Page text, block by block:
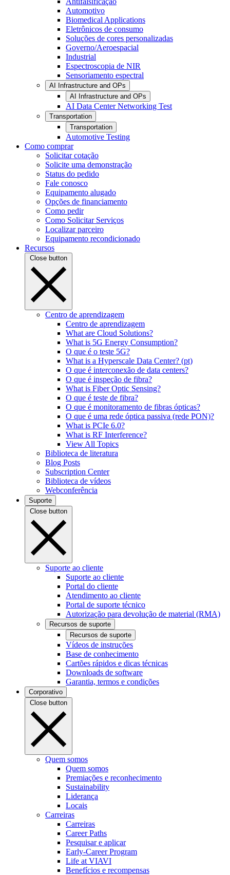
Automotivo
Biomedical Applications
Eletrônicos de consumo
Soluções de cores personalizadas
Governo/Aeroespacial
Industrial
Espectroscopia de NIR
Sensoriamento espectral
AI Infrastructure and OPs
AI Infrastructure and OPs
AI Data Center Networking Test
Transportation
Transportation
Automotive Testing
Como comprar
Solicitar cotação
Solicite uma demonstração
Status do pedido
Fale conosco
Equipamento alugado
Opções de financiamento
Como pedir
Como Solicitar Serviços
Localizar parceiro
Equipamento recondicionado
Recursos
Close button
Centro de aprendizagem
Centro de aprendizagem
What are Cloud Solutions?
What is 5G Energy Consumption?
O que é o teste 5G?
What is a Hyperscale Data Center? (pt)
O que é interconexão de data centers?
O que é inspeção de fibra?
What is Fiber Optic Sensing?
O que é teste de fibra?
O que é monitoramento de fibras ópticas?
O que é uma rede óptica passiva (rede PON)?
What is PCIe 6.0?
What is RF Interference?
View All Topics
Biblioteca de literatura
Blog Posts
Subscription Center
Biblioteca de vídeos
Webconferência
Suporte
Close button
Suporte ao cliente
Suporte ao cliente
Portal do cliente
Atendimento ao cliente
Portal de suporte técnico
Autorização para devolução de material (RMA)
Recursos de suporte
Recursos de suporte
Vídeos de instruções
Base de conhecimento
Cartões rápidos e dicas técnicas
Downloads de software
Garantia, termos e condições
Corporativo
Close button
Quem somos
Quem somos
Premiações e reconhecimento
Sustainability
Liderança
Locais
Carreiras
Carreiras
Career Paths
Pesquisar e aplicar
Early-Career Program
Life at VIAVI
Benefícios e recompensas